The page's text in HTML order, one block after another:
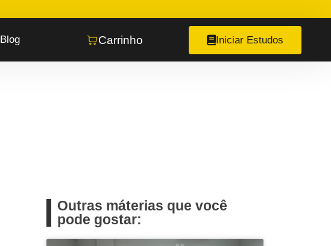
Blog Carrinho Iniciar Estudos
Outras máterias que você
pode gostar: